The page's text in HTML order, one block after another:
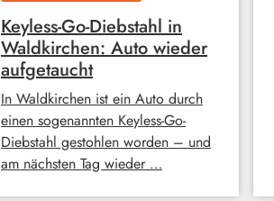
Keyless-Go-Diebstahl in
Waldkirchen: Auto wieder
aufgetaucht
In Waldkirchen ist ein Auto durch
einen sogenannten Keyless-Go-
Diebstahl gestohlen worden – und
am nächsten Tag wieder …